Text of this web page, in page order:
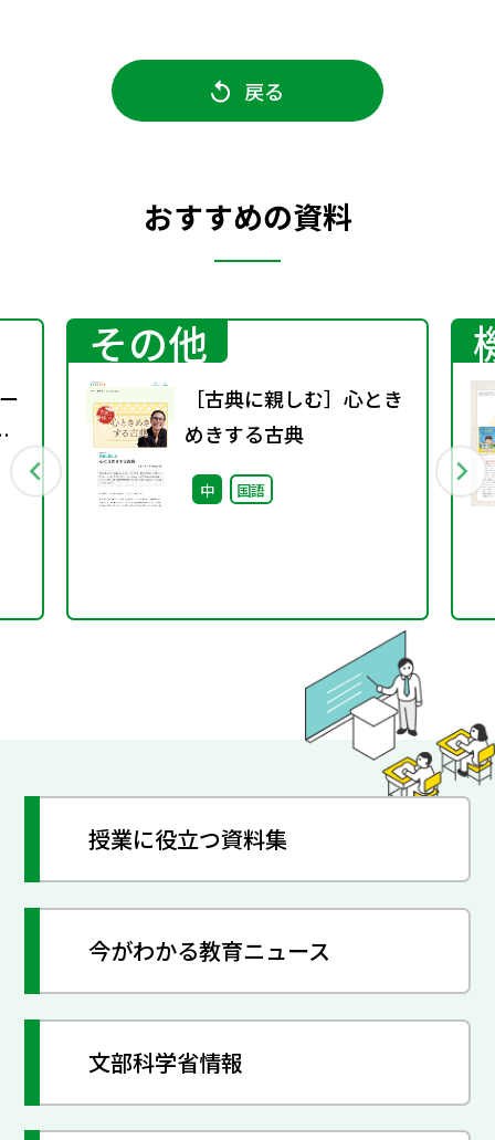
戻る
おすすめの資料
その他
［古典に親しむ］心とき
めきする古典
中 国語
授業に役立つ資料集
今がわかる教育ニュース
文部科学省情報